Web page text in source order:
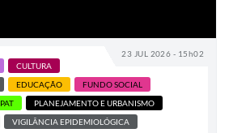
23 JUL 2026 - 15h02
CULTURA
EDUCAÇÃO
FUNDO SOCIAL
PAT
PLANEJAMENTO E URBANISMO
VIGILÂNCIA EPIDEMIOLÓGICA